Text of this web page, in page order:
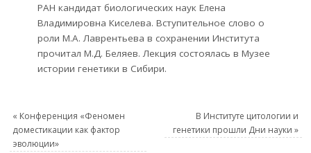
РАН кандидат биологических наук Елена
Владимировна Киселева. Вступительное слово о
роли М.А. Лаврентьева в сохранении Института
прочитал М.Д. Беляев. Лекция состоялась в Музее
истории генетики в Сибири.
« Конференция «Феномен
доместикации как фактор
эволюции»
В Институте цитологии и
генетики прошли Дни науки»